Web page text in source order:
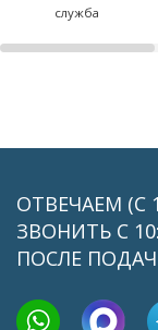
служба
ОТВЕЧАЕМ (С
ЗВОНИТЬ C
ПОСЛЕ